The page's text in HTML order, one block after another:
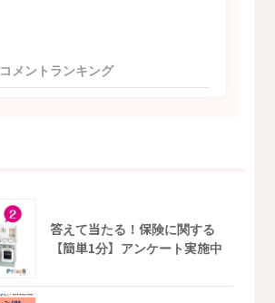
コメントランキング
答えて当たる！保険に関する
【簡単1分】アンケート実施中